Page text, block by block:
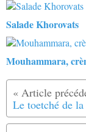
Salade Khorovats
Mouhammara,
Le toetché de